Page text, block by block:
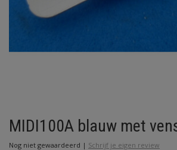
MIDI100A blauw met
Nog niet gewaardeerd | Schrijf je eigen review